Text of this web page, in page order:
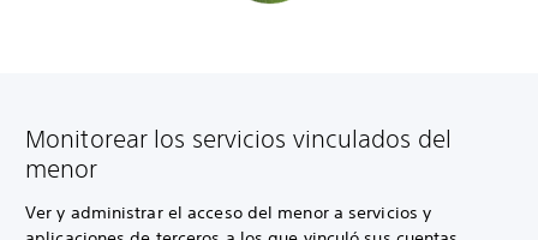
Monitorear los servicios vinculados del
menor
Ver y administrar el acceso del menor a servicios y